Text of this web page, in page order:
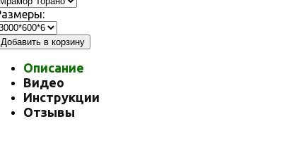
Добавить в корзину
Описание
Видео
Инструкции
Отзывы